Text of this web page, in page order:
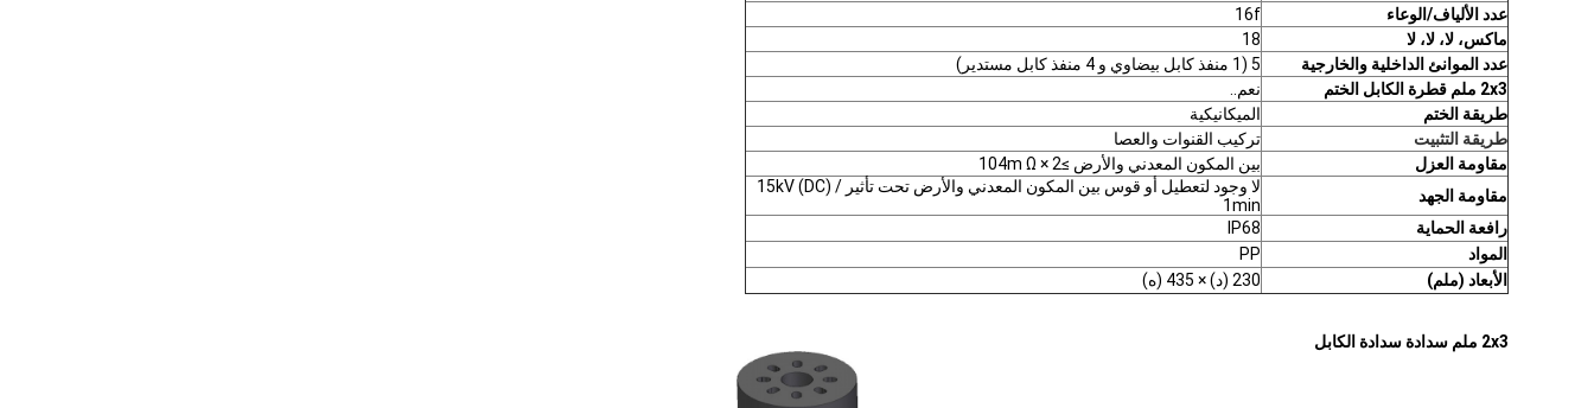
عدد الألياف/الوعاء
16f
ماكس، لا، لا، لا
18
عدد الموانئ الداخلية والخارجية
5 (1 منفذ كابل بيضاوي و 4 منفذ كابل مستدير)
2x3 ملم قطرة الكابل الختم
نعم..
طريقة الختم
الميكانيكية
طريقة التثبيت
تركيب القنوات والعصا
مقاومة العزل
بين المكون المعدني والأرض ≥2 × 104m Ω
مقاومة الجهد
لا وجود لتعطيل أو قوس بين المكون المعدني والأرض تحت تأثير 15kV (DC) /
1min
رافعة الحماية
IP68
المواد
PP
الأبعاد (ملم)
230 (د) × 435 (ه)
2x3 ملم سدادة سدادة الكابل